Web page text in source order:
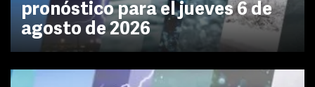
pronóstico para el jueves 6 de
agosto de 2026